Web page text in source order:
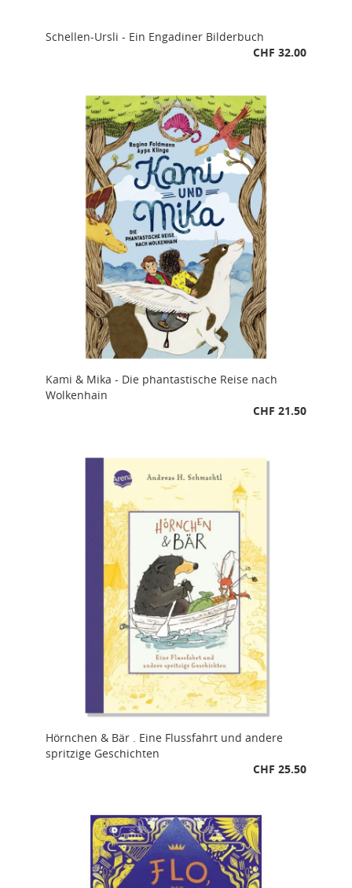
Schellen-Ursli - Ein Engadiner Bilderbuch
CHF 32.00
Kami & Mika - Die phantastische Reise nach
Wolkenhain
CHF 21.50
Hörnchen & Bär . Eine Flussfahrt und andere
spritzige Geschichten
CHF 25.50